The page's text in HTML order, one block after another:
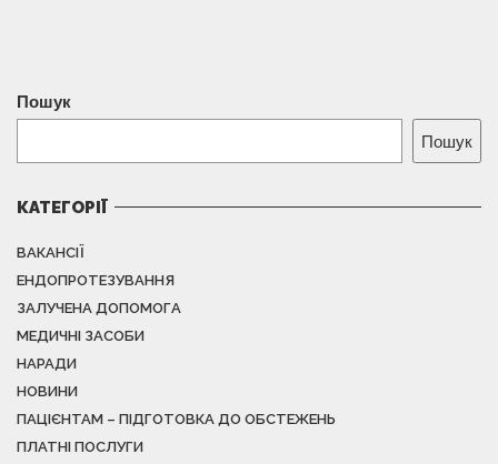
Пошук
Пошук
КАТЕГОРІЇ
ВАКАНСІЇ
ЕНДОПРОТЕЗУВАННЯ
ЗАЛУЧЕНА ДОПОМОГА
МЕДИЧНІ ЗАСОБИ
НАРАДИ
НОВИНИ
ПАЦІЄНТАМ – ПІДГОТОВКА ДО ОБСТЕЖЕНЬ
ПЛАТНІ ПОСЛУГИ